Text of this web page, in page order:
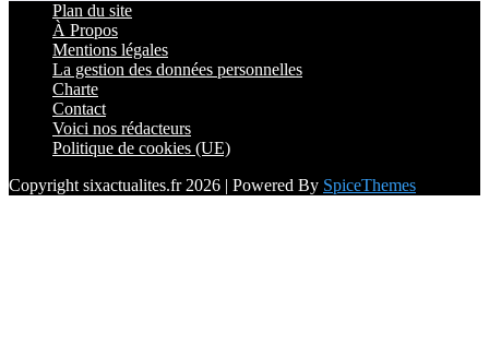
Plan du site
À Propos
Mentions légales
La gestion des données personnelles
Charte
Contact
Voici nos rédacteurs
Politique de cookies (UE)
Copyright sixactualites.fr 2026 | Powered By SpiceThemes